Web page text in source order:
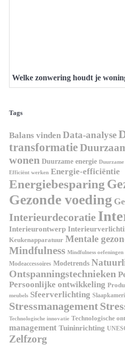
Welke zonwering houdt je
Tags
Balans vinden Data-analyse
transformatie
wonen Duurzame energie
Efficiënt werken Energie-efficiëntie
Energiebesparing
Gezonde voeding
Interieurdecoratie
Interieurontwerp
Keukenapparatuur Mentale
Mindfulness Mindfulness oefeningen
Modeaccessoires Modetrends
Ontspanningstechnieken
Persoonlijke ontwikkeling
meubels Sfeerverlichting
Stressmanagement
Technologische innovatie Technologische
management Tuininrichting
Zelfzorg